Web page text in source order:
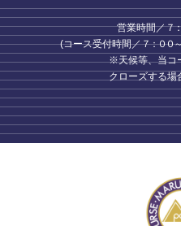
営業時間／７
(コース受付時間／７：００
※天候等、当コ
クローズする場